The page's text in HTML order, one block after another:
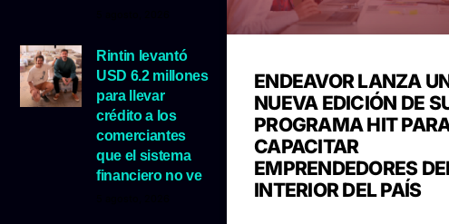
Rintin levantó
USD 6.2 millones
para llevar
crédito a los
comerciantes
que el sistema
financiero no ve
ENDEAVOR LANZA
NUEVA EDICIÓN DE
PROGRAMA HIT
CAPACITAR
EMPRENDEDORES
INTERIOR DEL PAÍS